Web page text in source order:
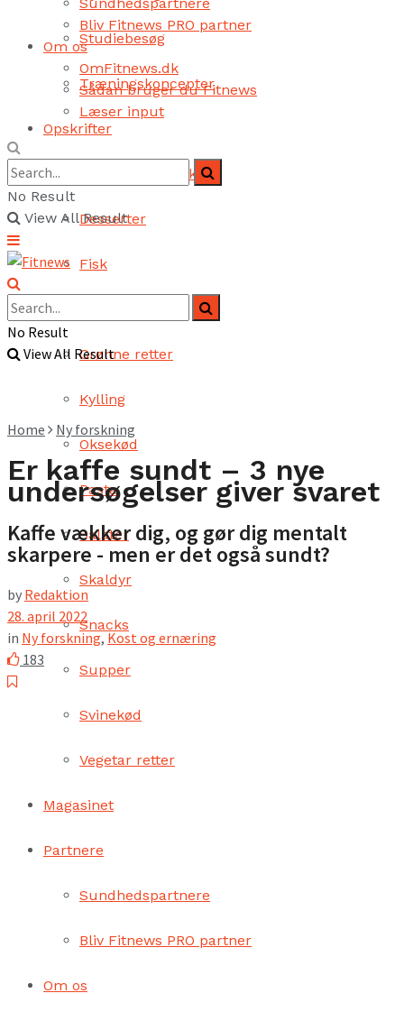
Studiebesøg
Træningskoncepter
Opskrifter
Brød og bagværk
Desserter
Fisk
Grønne retter
Kylling
Oksekød
Pasta
Salater
Skaldyr
Snacks
Supper
Svinekød
Vegetar retter
Magasinet
Partnere
Sundhedspartnere
Bliv Fitnews PRO partner
Om os
Bliv Fitnews PRO partner
Om os
OmFitnews.dk
Sådan bruger du Fitnews
Læser input
No Result
View All Result
No Result
View All Result
Home Ny forskning
Er kaffe sundt – 3 nye
undersøgelser giver svaret
Kaffe vækker dig, og gør dig mentalt
skarpere - men er det også sundt?
by Redaktion
28. april 2022
in Ny forskning,Kost og ernæring
183